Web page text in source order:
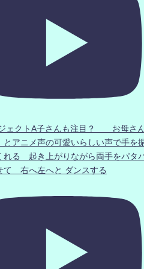
ェクトA子さんも注目？ お母さん
アニメ声の可愛いらしい声で手を
れる 起き上がりながら両手をパタ
て 右へ左へと ダンスする